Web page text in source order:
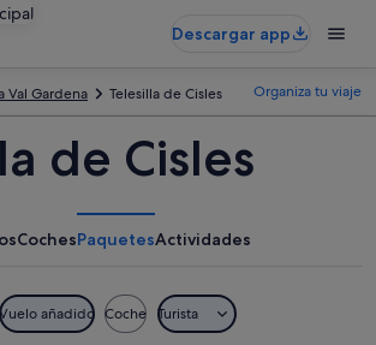
Descargar app
Val Gardena Telesilla de Cisles Organiza tu viaje
de Cisles
CochesPaquetesActividades
Vuelo añadido Coche Turista